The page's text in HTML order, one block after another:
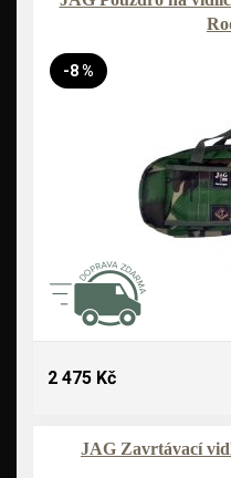
-8 %
2 475 Kč
JAG Zavrtávací